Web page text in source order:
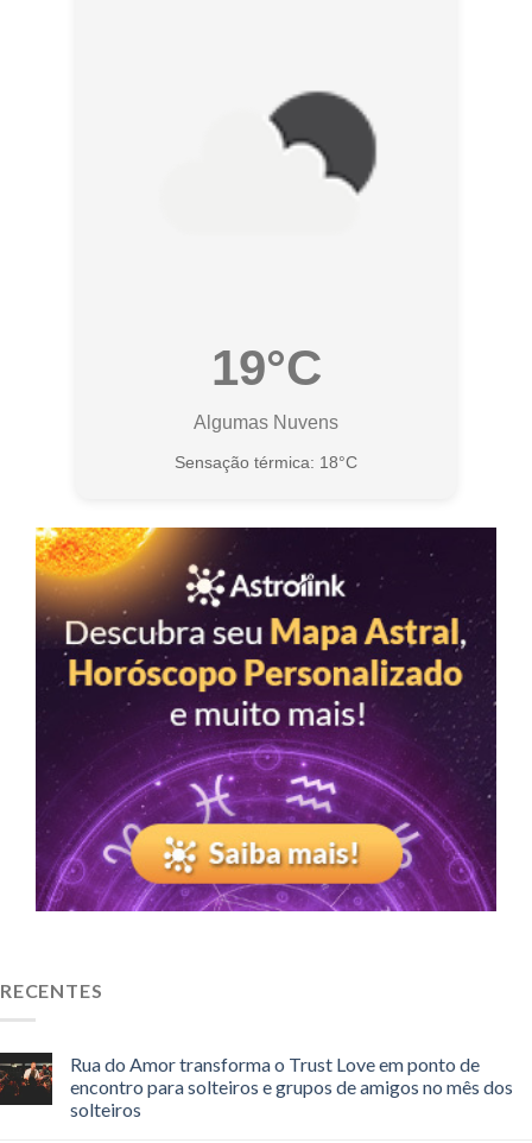
19°C
Algumas Nuvens
Sensação térmica: 18°C
RECENTES
Rua do Amor transforma o Trust Love em ponto de
encontro para solteiros e grupos de amigos no mês dos
solteiros